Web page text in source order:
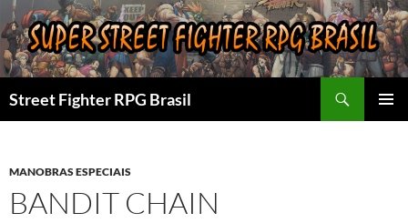
Pular
para
o
conteúdo
Street Fighter RPG Brasil
MANOBRAS ESPECIAIS
BANDIT CHAIN